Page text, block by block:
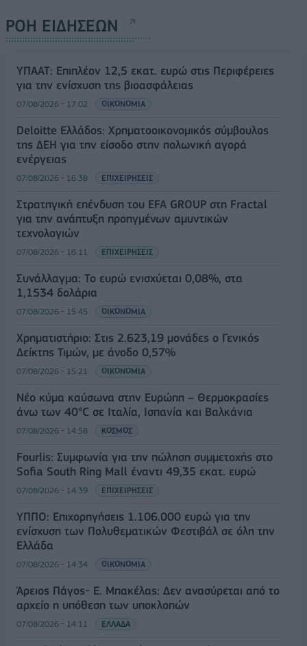
ΡΟΗ ΕΙΔΗΣΕΩΝ
ΥΠΑΑΤ: Επιπλέον 12,5 εκατ. ευρώ στις Περιφέρειες
για την ενίσχυση της βιοασφάλειας
07/08/2026 - 17:02 ΟΙΚΟΝΟΜΙΑ
Deloitte Ελλάδος: Χρηματοοικονομικός σύμβουλος
της ΔΕΗ για την είσοδο στην πολωνική αγορά
ενέργειας
07/08/2026 - 16:38 ΕΠΙΧΕΙΡΗΣΕΙΣ
Στρατηγική επένδυση του EFA GROUP στη Fractal
για την ανάπτυξη προηγμένων αμυντικών
τεχνολογιών
07/08/2026 - 16:11 ΕΠΙΧΕΙΡΗΣΕΙΣ
Συνάλλαγμα: Το ευρώ ενισχύεται 0,08%, στα
1,1534 δολάρια
07/08/2026 - 15:45 ΟΙΚΟΝΟΜΙΑ
Χρηματιστήριο: Στις 2.623,19 μονάδες ο Γενικός
Δείκτης Τιμών, με άνοδο 0,57%
07/08/2026 - 15:21 ΟΙΚΟΝΟΜΙΑ
Νέο κύμα καύσωνα στην Ευρώπη – Θερμοκρασίες
άνω των 40°C σε Ιταλία, Ισπανία και Βαλκάνια
07/08/2026 - 14:58 ΚΟΣΜΟΣ
Fourlis: Συμφωνία για την πώληση συμμετοχής στο
Sofia South Ring Mall έναντι 49,35 εκατ. ευρώ
07/08/2026 - 14:39 ΕΠΙΧΕΙΡΗΣΕΙΣ
ΥΠΠΟ: Επιχορηγήσεις 1.106.000 ευρώ για την
ενίσχυση των Πολυθεματικών Φεστιβάλ σε όλη την
Ελλάδα
07/08/2026 - 14:34 ΟΙΚΟΝΟΜΙΑ
Άρειος Πάγος- Ε. Μπακέλας: Δεν ανασύρεται από το
αρχείο η υπόθεση των υποκλοπών
07/08/2026 - 14:11 ΕΛΛΑΔΑ